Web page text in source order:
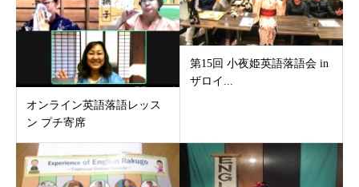
オンライン英語落語レッス
ン プチ寄席
第15回 小夜姫英語落語会 in
ザロイ...